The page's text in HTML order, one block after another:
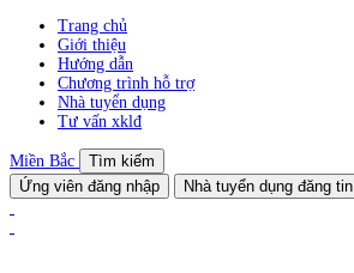
Trang chủ
Giới thiệu
Hướng dẫn
Chương trình hỗ trợ
Nhà tuyển dụng
Tư vấn xklđ
Miền Bắc
Tìm kiếm
Ứng viên đăng nhập
Nhà tuyển dụng đăng tin